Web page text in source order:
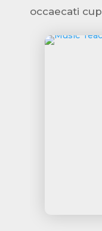
occaecati